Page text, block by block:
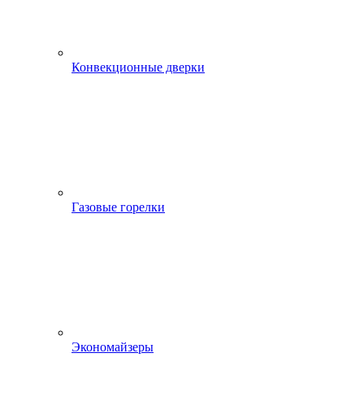
Конвекционные дверки
Газовые горелки
Экономайзеры